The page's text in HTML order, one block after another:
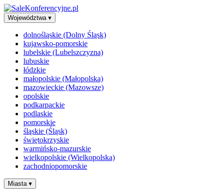
Województwa ▾
dolnośląskie (Dolny Śląsk)
kujawsko-pomorskie
lubelskie (Lubelszczyzna)
lubuskie
łódzkie
małopolskie (Małopolska)
mazowieckie (Mazowsze)
opolskie
podkarpackie
podlaskie
pomorskie
śląskie (Śląsk)
świętokrzyskie
warmińsko-mazurskie
wielkopolskie (Wielkopolska)
zachodniopomorskie
Miasta ▾